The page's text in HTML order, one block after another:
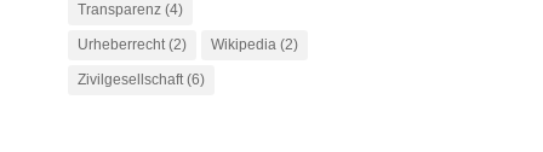
Transparenz(4)
Urheberrecht(2) Wikipedia(2)
Zivilgesellschaft(6)